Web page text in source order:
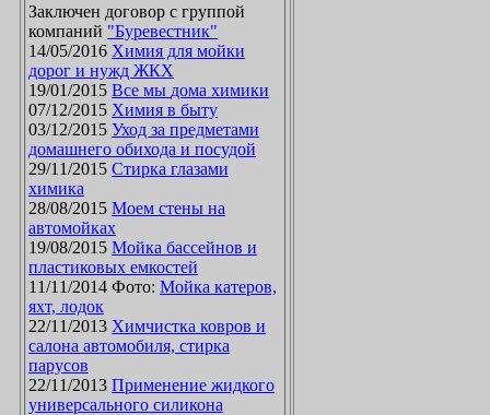
Заключен договор с группой
компаний "Буревестник"
14/05/2016 Химия для мойки
дорог и нужд ЖКХ
19/01/2015
Все мы дома химики
07/12/2015 Химия в быту
03/12/2015 Уход за предметами
домашнего обихода и посудой
29/11/2015 Стирка глазами
химика
28/08/2015 Моем стены на
автомойках
19/08/2015 Мойка бассейнов и
пластиковых емкостей
11/11/2014 Фото: Мойка катеров,
яхт, лодок
22/11/2013 Химчистка ковров и
салона автомобиля, стирка
парусов
22/11/2013 Применение жидкого
универсального силикона